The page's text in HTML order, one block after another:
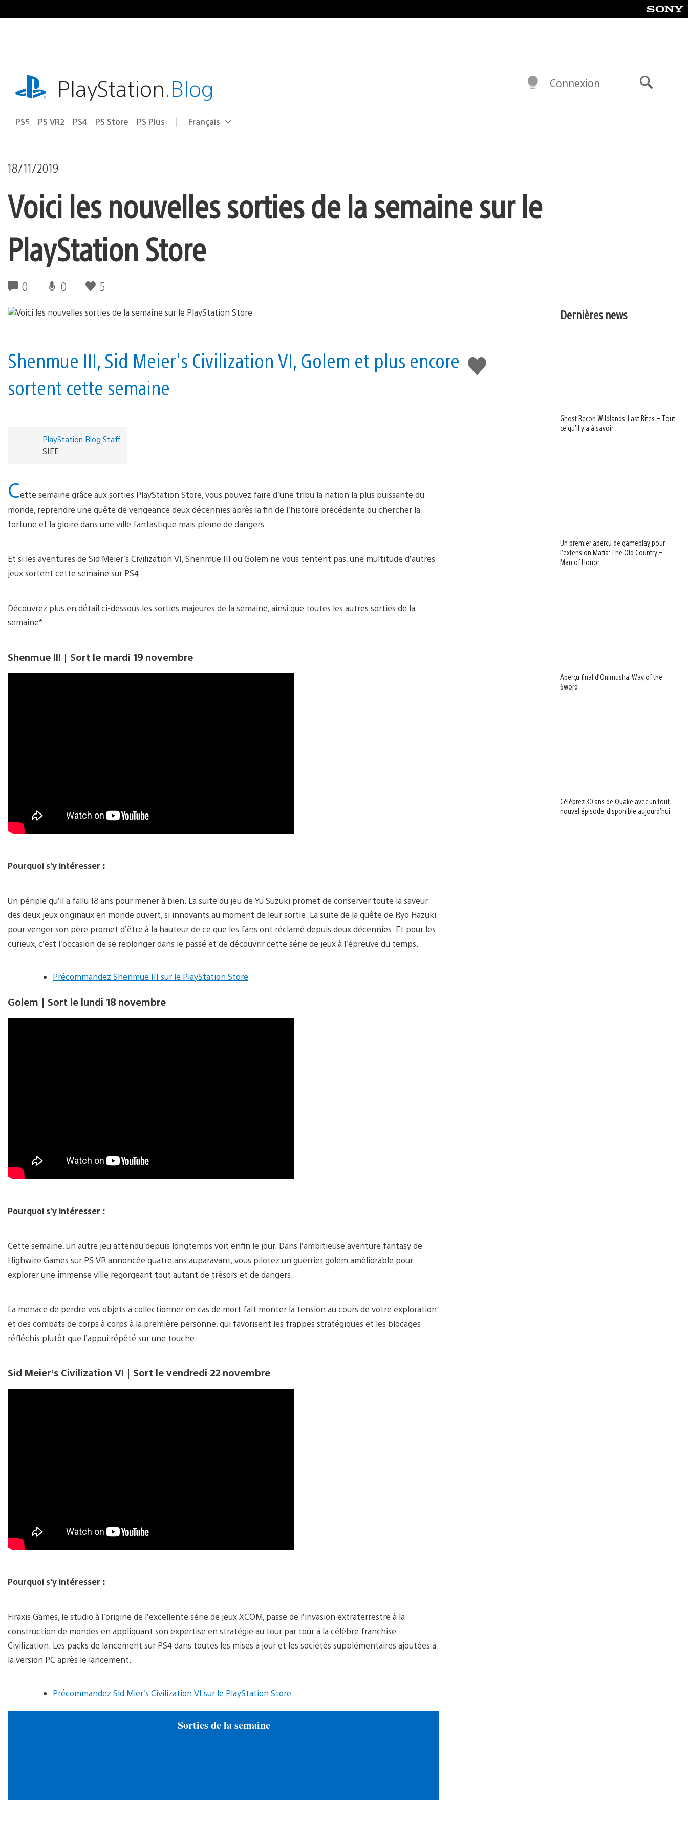
au
playstation.comPlayStation.Blog
PS5 PS VR2 PS4 PS Store PS Plus Choisir
Région
Français
Connexion
18/11/2019
Voici les nouvelles sorties de la semaine sur le
PlayStation Store
0 0 5
J'aime
Shenmue III, Sid Meier's Civilization VI, Golem et plus encore
sortent cette semaine
PlayStation Blog Staff
SIEE
Cette semaine grâce aux sorties PlayStation Store, vous pouvez faire d’une tribu la nation la plus puissante du
monde, reprendre une quête de vengeance deux décennies après la fin de l’histoire précédente ou chercher la
fortune et la gloire dans une ville fantastique mais pleine de dangers.
Et si les aventures de Sid Meier’s Civilization VI, Shenmue III ou Golem ne vous tentent pas, une multitude d’autres
jeux sortent cette semaine sur PS4.
Découvrez plus en détail ci-dessous les sorties majeures de la semaine, ainsi que toutes les autres sorties de la
semaine*.
Shenmue III | Sort le mardi 19 novembre
Pourquoi s’y intéresser :
Un périple qu’il a fallu 18 ans pour mener à bien. La suite du jeu de Yu Suzuki promet de conserver toute la saveur
des deux jeux originaux en monde ouvert, si innovants au moment de leur sortie. La suite de la quête de Ryo Hazuki
pour venger son père promet d’être à la hauteur de ce que les fans ont réclamé depuis deux décennies. Et pour les
curieux, c’est l’occasion de se replonger dans le passé et de découvrir cette série de jeux à l’épreuve du temps.
Précommandez Shenmue III sur le PlayStation Store
Golem | Sort le lundi 18 novembre
Pourquoi s’y intéresser :
Cette semaine, un autre jeu attendu depuis longtemps voit enfin le jour. Dans l’ambitieuse aventure fantasy de
Highwire Games sur PS VR annoncée quatre ans auparavant, vous pilotez un guerrier golem améliorable pour
explorer une immense ville regorgeant tout autant de trésors et de dangers.
La menace de perdre vos objets à collectionner en cas de mort fait monter la tension au cours de votre exploration
et des combats de corps à corps à la première personne, qui favorisent les frappes stratégiques et les blocages
réfléchis plutôt que l’appui répété sur une touche.
Sid Meier’s Civilization VI | Sort le vendredi 22 novembre
Pourquoi s’y intéresser :
Firaxis Games, le studio à l’origine de l’excellente série de jeux XCOM, passe de l’invasion extraterrestre à la
construction de mondes en appliquant son expertise en stratégie au tour par tour à la célèbre franchise
Civilization. Les packs de lancement sur PS4 dans toutes les mises à jour et les sociétés supplémentaires ajoutées à
la version PC après le lancement.
Précommandez Sid Mier’s Civilization VI sur le PlayStation Store
Sorties de la semaine
Dernières news
Ghost Recon Wildlands: Last Rites – Tout
ce qu’il y a à savoir
Un premier aperçu de gameplay pour
l’extension Mafia: The Old Country –
Man of Honor
Aperçu final d’Onimusha: Way of the
Sword
Célébrez 30 ans de Quake avec un tout
nouvel épisode, disponible aujourd’hui